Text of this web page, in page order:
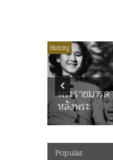
History
พระราชมาร
หลังพระ
Popular